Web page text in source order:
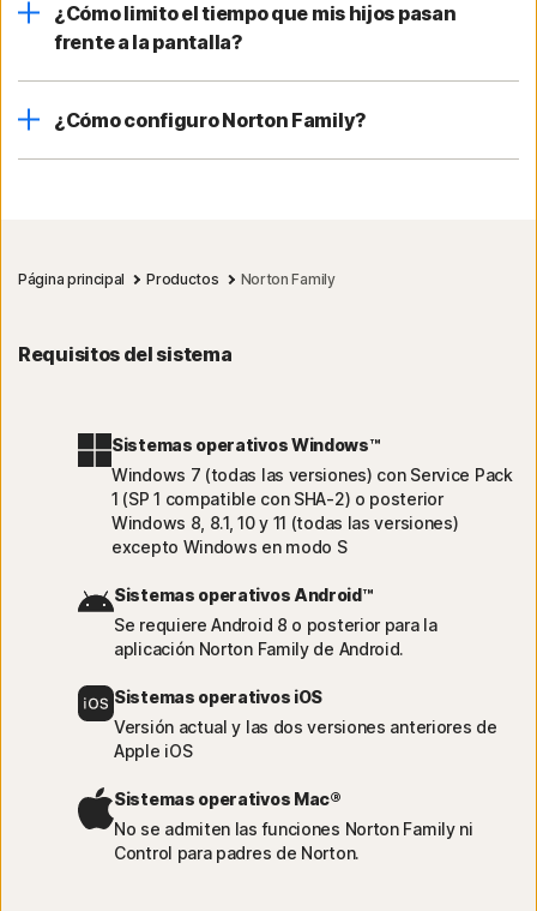
¿Cómo limito el tiempo que mis hijos pasan
frente a la pantalla?
¿Cómo configuro Norton Family?
Página principal Productos Norton Family
Requisitos del sistema
Sistemas operativos Windows™
Windows 7 (todas las versiones) con Service Pack
1 (SP 1 compatible con SHA-2) o posterior
Windows 8, 8.1, 10 y 11 (todas las versiones)
excepto Windows en modo S
Sistemas operativos Android™
Se requiere Android 8 o posterior para la
aplicación Norton Family de Android.
Sistemas operativos iOS
Versión actual y las dos versiones anteriores de
Apple iOS
Sistemas operativos Mac®
No se admiten las funciones Norton Family ni
Control para padres de Norton.